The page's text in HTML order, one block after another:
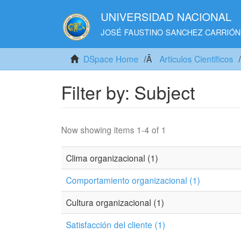
UNIVERSIDAD NACIONAL
JOSÉ FAUSTINO SANCHEZ CARRIÓN
DSpace Home Articulos Cientificos
Filter by: Subject
Now showing items 1-4 of 1
Clima organizacional (1)
Comportamiento organizacional (1)
Cultura organizacional (1)
Satisfacción del cliente (1)